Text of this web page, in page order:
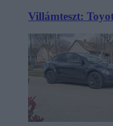
Villámteszt: